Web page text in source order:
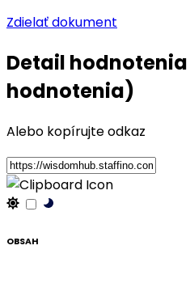
Zdielať dokument
Detail
hodnotenia)
Alebo kopírujte odkaz
OBSAH